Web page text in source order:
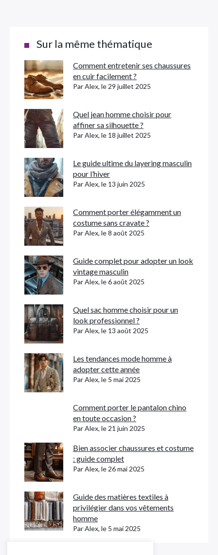
Sur la même thématique
Comment entretenir ses chaussures
en cuir facilement ?
Par Alex, le 29 juillet 2025
Quel jean homme choisir pour
affiner sa silhouette ?
Par Alex, le 18 juillet 2025
Le guide ultime du layering masculin
pour l’hiver
Par Alex, le 13 juin 2025
Comment porter élégamment un
costume sans cravate ?
Par Alex, le 8 août 2025
Guide complet pour adopter un look
vintage masculin
Par Alex, le 6 août 2025
Quel sac homme choisir pour un
look professionnel ?
Par Alex, le 13 août 2025
Les tendances mode homme à
adopter cette année
Par Alex, le 5 mai 2025
Comment porter le pantalon chino
en toute occasion ?
Par Alex, le 21 juin 2025
Bien associer chaussures et costume
: guide complet
Par Alex, le 26 mai 2025
Guide des matières textiles à
privilégier dans vos vêtements
homme
Par Alex, le 5 mai 2025